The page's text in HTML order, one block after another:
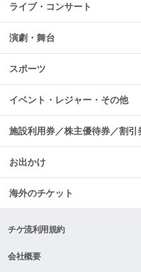
ライブ・コンサート
演劇・舞台
スポーツ
イベント・レジャー・その他
施設利用券／株主優待券／割引
お出かけ
海外のチケット
チケ流利用規約
会社概要